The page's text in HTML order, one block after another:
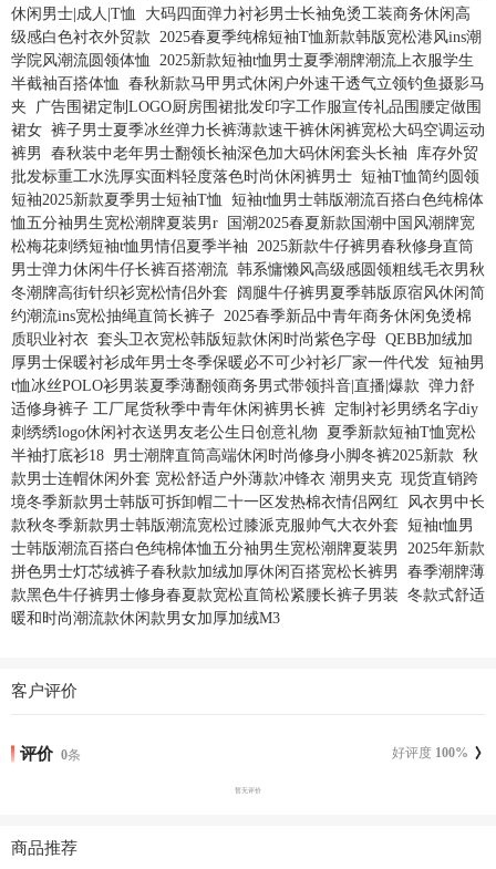
休闲男士|成人|T恤
大码四面弹力衬衫男士长袖免烫工装商务休闲高
级感白色衬衣外贸款
2025春夏季纯棉短袖T恤新款韩版宽松港风ins潮
学院风潮流圆领体恤
2025新款短袖t恤男士夏季潮牌潮流上衣服学生
半截袖百搭体恤
春秋新款马甲男式休闲户外速干透气立领钓鱼摄影马
夹
广告围裙定制LOGO厨房围裙批发印字工作服宣传礼品围腰定做围
裙女 裤子男士夏季冰丝弹力长裤薄款速干裤休闲裤宽松大码空调运动
裤男
春秋装中老年男士翻领长袖深色加大码休闲套头长袖
库存外贸
批发标重工水洗厚实面料轻度落色时尚休闲裤男士 短袖T恤简约圆领
短袖2025新款夏季男士短袖T恤
短袖t恤男士韩版潮流百搭白色纯棉体
恤五分袖男生宽松潮牌夏装男r
国潮2025春夏新款国潮中国风潮牌宽
松梅花刺绣短袖t恤男情侣夏季半袖
2025新款牛仔裤男春秋修身直筒
男士弹力休闲牛仔长裤百搭潮流 韩系慵懒风高级感圆领粗线毛衣男秋
冬潮牌高街针织衫宽松情侣外套
阔腿牛仔裤男夏季韩版原宿风休闲简
约潮流ins宽松抽绳直筒长裤子 2025春季新品中青年商务休闲免烫棉
质职业衬衣 套头卫衣宽松韩版短款休闲时尚紫色字母 QEBB加绒加
厚男士保暖衬衫成年男士冬季保暖必不可少衬衫厂家一件代发 短袖男
t恤冰丝POLO衫男装夏季薄翻领商务男式带领抖音|直播|爆款 弹力舒
适修身裤子 工厂尾货秋季中青年休闲裤男长裤 定制衬衫男绣名字diy
刺绣绣logo休闲衬衣送男友老公生日创意礼物
夏季新款短袖T恤宽松
半袖打底衫18 男士潮牌直筒高端休闲时尚修身小脚冬裤2025新款 秋
款男士连帽休闲外套 宽松舒适户外薄款冲锋衣 潮男夹克 现货直销跨
境冬季新款男士韩版可拆卸帽二十一区发热棉衣情侣网红
风衣男中长
款秋冬季新款男士韩版潮流宽松过膝派克服帅气大衣外套 短袖t恤男
士韩版潮流百搭白色纯棉体恤五分袖男生宽松潮牌夏装男
2025年新款
拼色男士灯芯绒裤子春秋款加绒加厚休闲百搭宽松长裤男
春季潮牌薄
款黑色牛仔裤男士修身春夏款宽松直筒松紧腰长裤子男装 冬款式舒适
暖和时尚潮流款休闲款男女加厚加绒M3
客户评价
评价 好评度 100%
0条
暂无评价
商品推荐